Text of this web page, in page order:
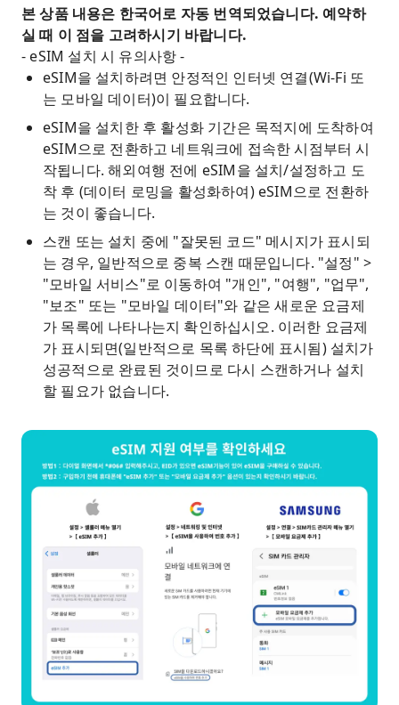
본 상품 내용은 한국어로 자동 번역되었습니다. 예약하
실 때 이 점을 고려하시기 바랍니다.
- eSIM 설치 시 유의사항 -
eSIM을 설치하려면 안정적인 인터넷 연결(Wi-Fi 또
는 모바일 데이터)이 필요합니다.
eSIM을 설치한 후 활성화 기간은 목적지에 도착하여
eSIM으로 전환하고 네트워크에 접속한 시점부터 시
작됩니다. 해외여행 전에 eSIM을 설치/설정하고 도
착 후 (데이터 로밍을 활성화하여) eSIM으로 전환하
는 것이 좋습니다.
스캔 또는 설치 중에 "잘못된 코드" 메시지가 표시되
는 경우, 일반적으로 중복 스캔 때문입니다. "설정" >
"모바일 서비스"로 이동하여 "개인", "여행", "업무",
"보조" 또는 "모바일 데이터"와 같은 새로운 요금제
가 목록에 나타나는지 확인하십시오. 이러한 요금제
가 표시되면(일반적으로 목록 하단에 표시됨) 설치가
성공적으로 완료된 것이므로 다시 스캔하거나 설치
할 필요가 없습니다.